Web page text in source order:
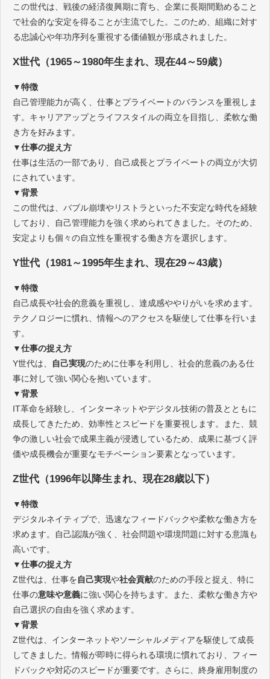
この世代は、戦後の経済復興期に育ち、企業に長期間勤めること
で社会的な安定を得ることが主流でした。このため、組織に対す
る忠誠心や年功序列を重視する価値観が形成されました。
X世代（1965～1980年生まれ、現在44～59歳）
▼特徴
自己管理能力が高く、仕事とプライベートのバランスを重視しま
す。キャリアアップとライフスタイルの両立を目指し、柔軟な働
き方を好みます。
▼仕事の捉え方
仕事は生活の一部であり、自己成長とプライベートの両立が大切
にされています。
▼背景
この世代は、バブル崩壊やリストラといった不安定な時代を経験
しており、自己管理能力を強く求められてきました。そのため、
安定よりも個々の自立性を重視する働き方を選択します。
Y世代（1981～1995年生まれ、現在29～43歳）
▼特徴
自己成長や社会的意義を重視し、達成感ややりがいを求めます。
テクノロジーに慣れ、情報へのアクセスを駆使して仕事を行いま
す。
▼仕事の捉え方
Y世代は、
自己実現のために仕事を利用し、社会的意義のある仕
事に対して強い関心を抱いています。
▼背景
IT革命を経験し、インターネットやデジタル技術の普及とともに
成長してきたため、効率性とスピードを重要視します。また、競
争の激しい社会で成果主義が浸透しているため、成果に基づく評
価や成長機会が重要なモチベーション要素となっています。
Z世代（1996年以降生まれ、現在28歳以下）
▼特徴
デジタルネイティブで、迅速なフィードバックや柔軟な働き方を
求めます。自己認識が強く、社会問題や環境問題に対する意識も
高いです。
▼仕事の捉え方
Z世代は、仕事を自己実現や社会貢献のための手段と捉え、特に
仕事の意味や意義に強い関心を持ちます。また、柔軟な働き方や
自己選択の自由を強く求めます。
▼背景
Z世代は、インターネットやソーシャルメディアを駆使して成長
してきました。情報が即時に得られる環境に慣れており、フィー
ドバックや対応のスピードが重要です。さらに、終身雇用制度の